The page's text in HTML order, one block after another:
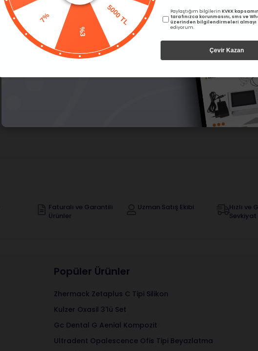
Omega Paper Points Açısız Meta Biomed Paper Points
Fiyatları görebilmek için
Faturalı ve Garantili
Ürünler
Uzman Satış Ekibi
Hızlı ve
Sevkiyat
Popüler Ürünler
Zhermack Zetaplus C Tipi Silikon
Kulzer Oxasil 3'lü Set
Gc Dental G Aenial Kompozit
Ultradent Opalescence Ofis Tipi Beyazlatma
5000 TL
%3
7%
Paylaştığım bilgilerin KVKK
tarafınızca korunmasını, sms ve
üzerinden bilgilendirmeleri almayı
ediyorum.
Çevir Kazan